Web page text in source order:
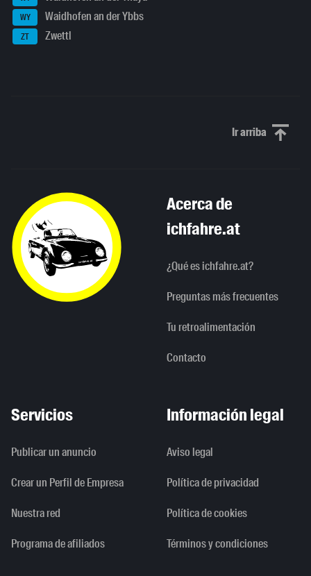
WY Waidhofen an der Ybbs
ZT Zwettl
Ir arribaScroll to
Acerca de
ichfahre.at
¿Qué es ichfahre.at?
Preguntas más frecuentes
Tu retroalimentación
Contacto
Servicios
Publicar un anuncio
Crear un Perfil de Empresa
Nuestra red
Programa de afiliados
Información legal
Aviso legal
Política de privacidad
Política de cookies
Términos y condiciones